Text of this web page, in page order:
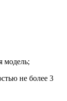
модель;
не более 3